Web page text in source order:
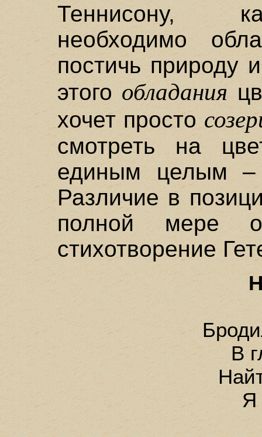
Теннисону,
необходимо
постичь природу
этого обладания
хочет просто
смотреть на
единым целым –
Различие в
полной мере
стихотворение
В
Я